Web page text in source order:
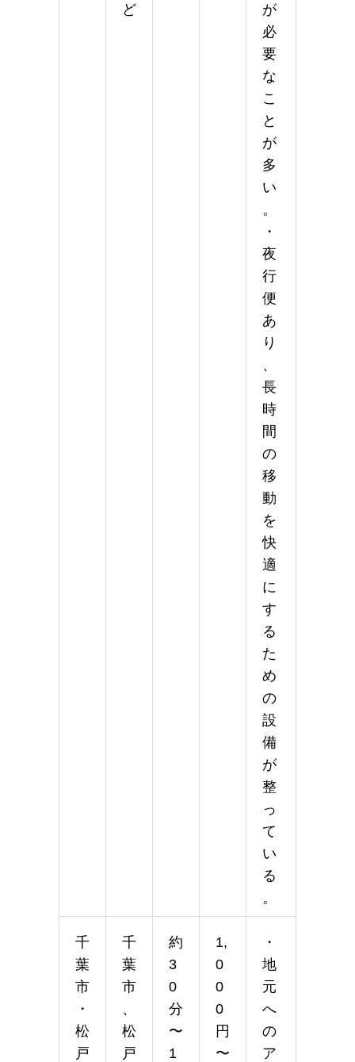
ど
が
必
要
な
こ
と
が
多
い
。
・
夜
行
便
あ
り
、
長
時
間
の
移
動
を
快
適
に
す
る
た
め
の
設
備
が
整
っ
て
い
る
。
千
葉
市
・
松
戸
千
葉
市
、
松
戸
約
3
0
分
〜
1
1,
0
0
0
円
〜
・
地
元
へ
の
ア